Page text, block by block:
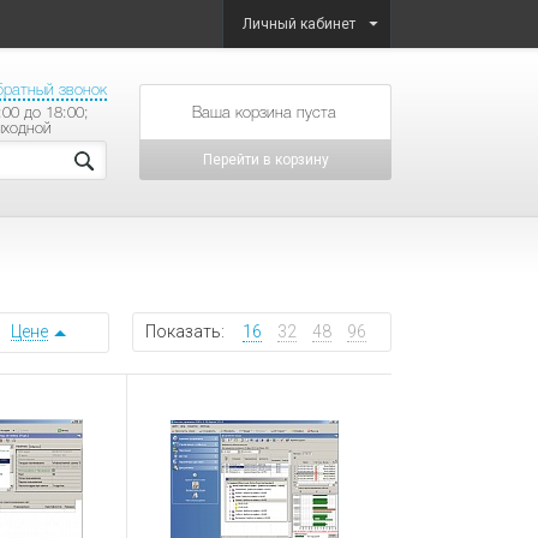
Личный кабинет
звонок
до 18:00;
товаров на сумму
Перейти в корзину
Показать: 16 32 48 96
Цене